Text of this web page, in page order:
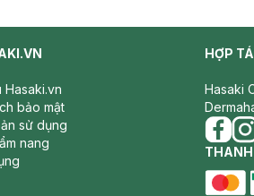
Hasaki.vn
bảo mật
sử dụng
nang
HỢP
Hasaki